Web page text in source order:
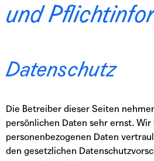
und
Datenschutz
Die Betreiber dieser Seiten
persönlichen Daten sehr ernst. Wir
personenbezogenen Daten
den gesetzlichen